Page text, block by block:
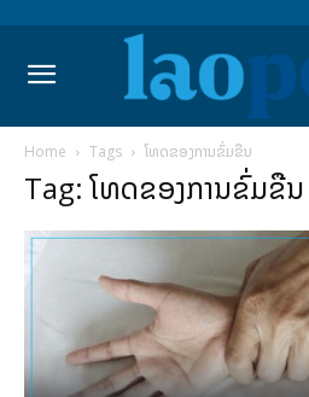
Home Tags ໂທດຂອງການຂົ່ມຂືນ
Tag: ໂທດຂອງການຂົ່ມຂືນ